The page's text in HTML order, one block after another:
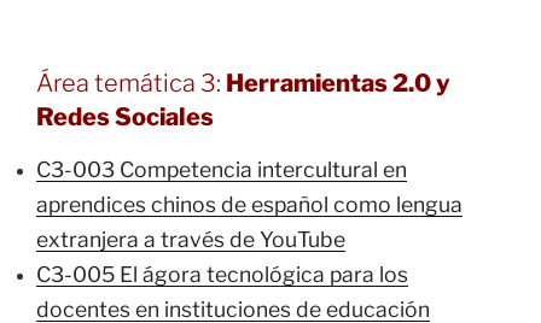
Área temática 3: Herramientas 2.0 y
Redes Sociales
C3-003 Competencia intercultural en
aprendices chinos de español como lengua
extranjera a través de YouTube
C3-005 El ágora tecnológica para los
docentes en instituciones de educación